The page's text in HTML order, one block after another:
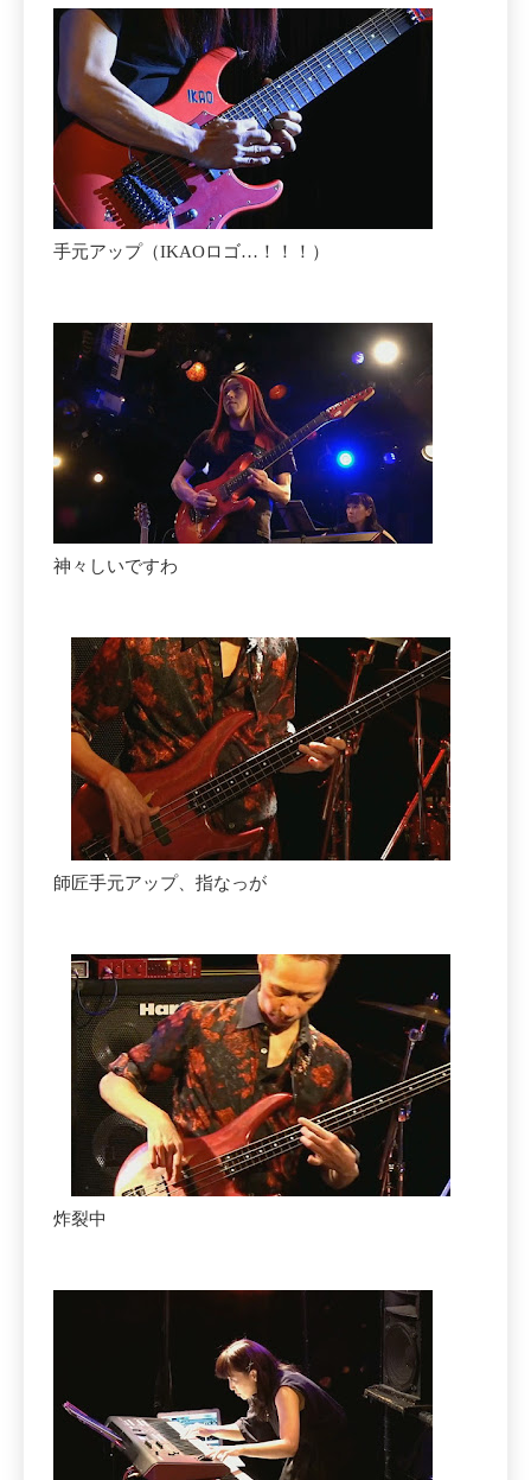
手元アップ（IKAOロゴ…！！！）
神々しいですわ
師匠手元アップ、指なっが
炸裂中